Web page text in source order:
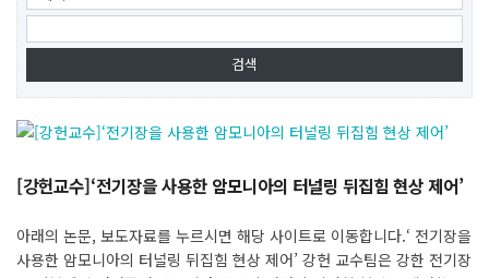
[강헌교수]‘전기장을 사용한 암모니아의 터널링 뒤집힘 현상 제어’
아래의 논문, 보도자료를 누르시면 해당 사이트로 이동합니다.‘ 전기장을
사용한 암모니아의 터널링 뒤집힘 현상 제어’ 강헌 교수팀은 강한 전기장